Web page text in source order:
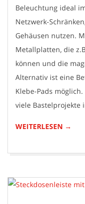
Beleuchtung ideal
Netzwerk-
Gehäusen nutzen.
Metallplatten, die
können und die
Alternativ ist eine
Klebe-Pads
viele Bastelprojekte
WEITERLESEN →